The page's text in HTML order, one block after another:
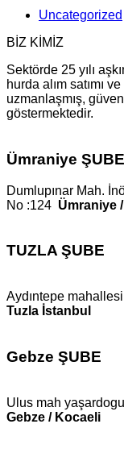
Uncategorized
BİZ KİMİZ
Sektörde 25 yılı
hurda alım satımı
uzmanlaşmış,
göstermektedir.
Ümraniye ŞUBE
Dumlupınar Mah.
No :124 Ümraniye
TUZLA ŞUBE
Aydıntepe
Tuzla İstanbul
Gebze ŞUBE
Ulus mah
Gebze / Kocaeli